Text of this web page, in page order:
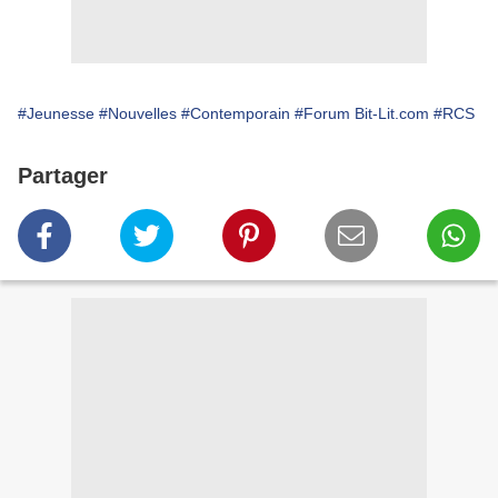
#Jeunesse #Nouvelles #Contemporain #Forum Bit-Lit.com #RCS
Partager